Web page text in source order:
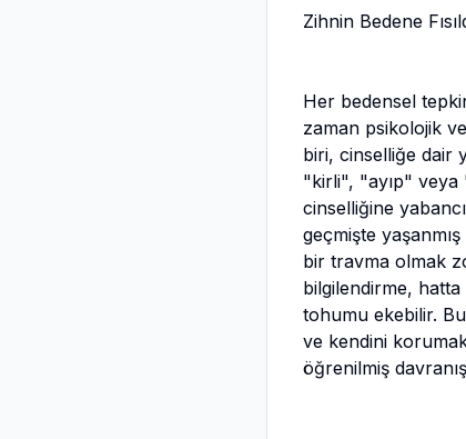
Zihnin Bedene
Her bedensel
zaman psikolojik
biri, cinselliğe dair
"kirli", "ayıp"
cinselliğine
geçmişte
bir travma olmak
bilgilendirme,
tohumu ekebilir.
ve kendini
öğrenilmiş